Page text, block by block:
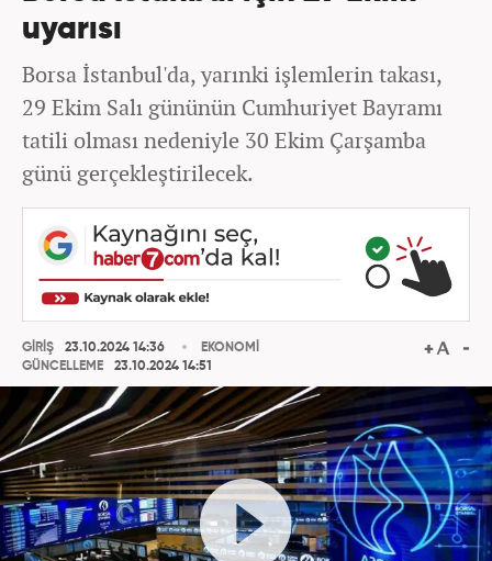
uyarısı
Borsa İstanbul'da, yarınki işlemlerin takası,
29 Ekim Salı gününün Cumhuriyet Bayramı
tatili olması nedeniyle 30 Ekim Çarşamba
günü gerçekleştirilecek.
GİRİŞ
23.10.2024 14:36
GÜNCELLEME
23.10.2024 14:51
EKONOMİ